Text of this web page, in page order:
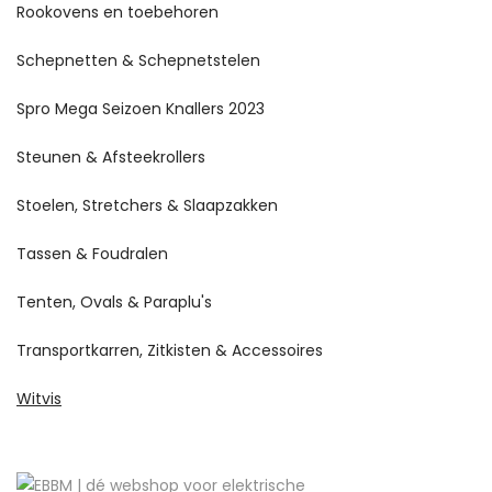
Rookovens en toebehoren
Schepnetten & Schepnetstelen
Spro Mega Seizoen Knallers 2023
Steunen & Afsteekrollers
Stoelen, Stretchers & Slaapzakken
Tassen & Foudralen
Tenten, Ovals & Paraplu's
Transportkarren, Zitkisten & Accessoires
Witvis